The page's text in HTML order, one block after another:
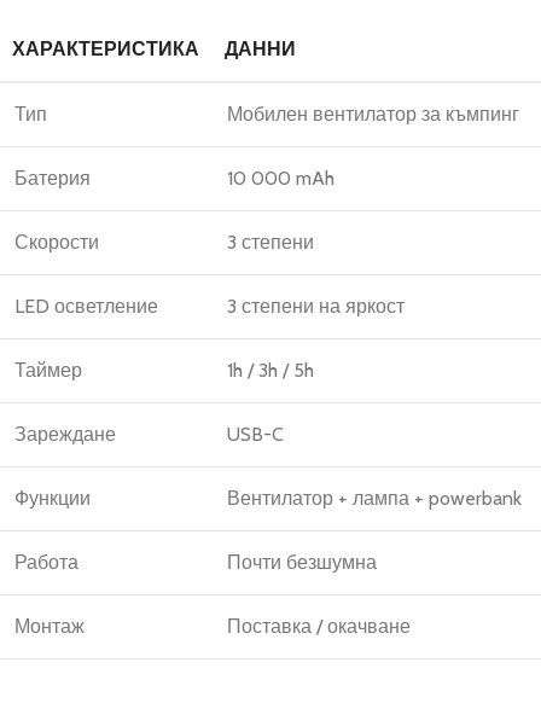
ХАРАКТЕРИСТИКА ДАННИ
Тип Мобилен вентилатор за къмпинг
Батерия 10 000 mAh
Скорости 3 степени
LED осветление 3 степени на яркост
Таймер 1h / 3h / 5h
Зареждане USB-C
Функции Вентилатор + лампа + powerbank
Работа Почти безшумна
Монтаж Поставка / окачване